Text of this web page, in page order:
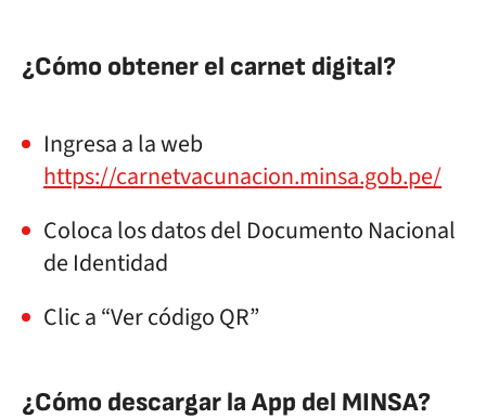
¿Cómo obtener el carnet digital?
Ingresa a la web
https://carnetvacunacion.minsa.gob.pe/
Coloca los datos del Documento Nacional
de Identidad
Clic a “Ver código QR”
¿Cómo descargar la App del MINSA?